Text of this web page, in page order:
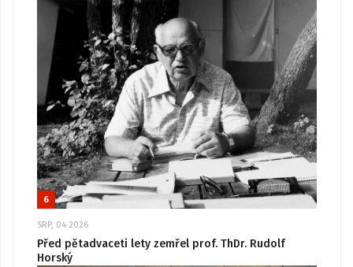
6
SRP, 04 2026
Před pětadvaceti lety zemřel prof. ThDr. Rudolf
Horský